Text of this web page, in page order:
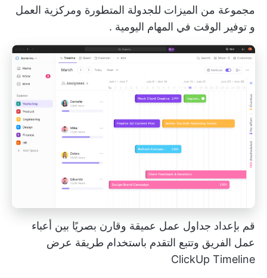
مجموعة من الميزات للجدولة المتطورة ومركزية العمل
و توفير الوقت في المهام اليومية .
قم بإعداد جداول عمل عميقة وقارن بصريًا بين أعباء
عمل الفريق وتتبع التقدم باستخدام طريقة عرض
ClickUp Timeline